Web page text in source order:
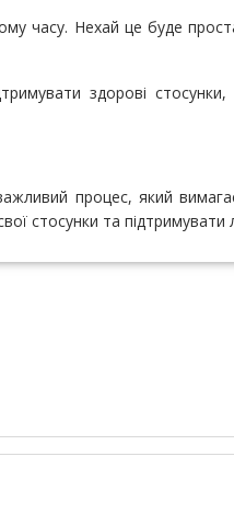
часу. Нехай це буде
здорові
процес, який
стосунки та підтримувати